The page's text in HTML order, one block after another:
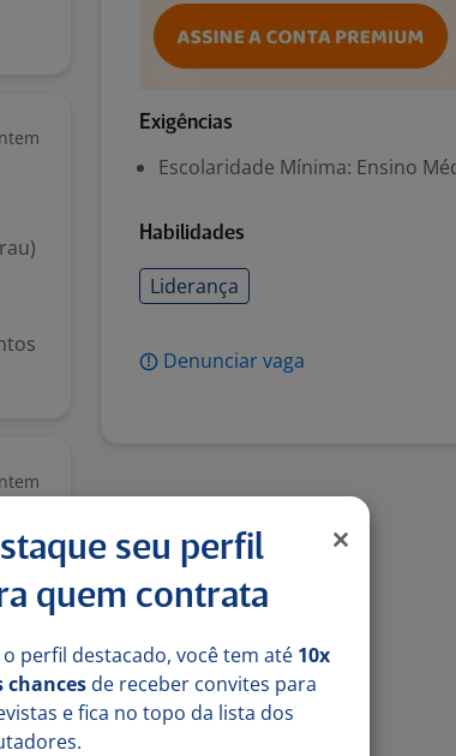
Exigências
Escolaridade Mínima: Ensino
Habilidades
Liderança
Denunciar vaga
seu perfil
quem contrata
o perfil destacado, você tem até 10x
chances de receber convites para
e fica no topo da lista dos